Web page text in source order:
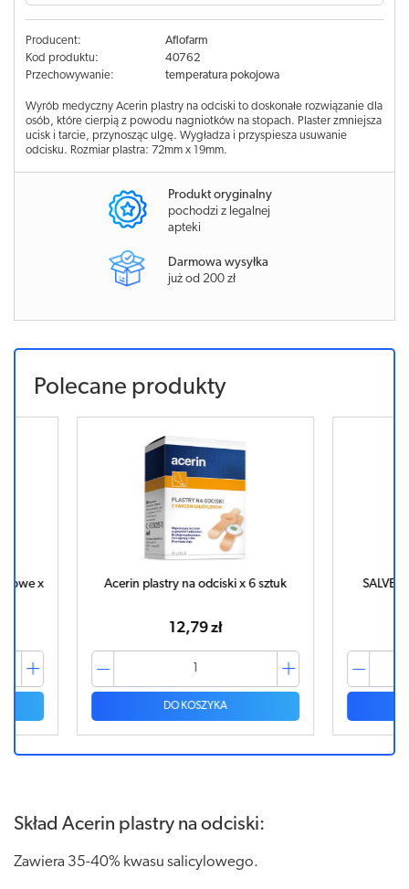
Producent:
Aflofarm
Kod produktu:
40762
Przechowywanie:
temperatura pokojowa
Wyrób medyczny Acerin plastry na odciski to doskonałe rozwiązanie dla
osób, które cierpią z powodu nagniotków na stopach. Plaster zmniejsza
ucisk i tarcie, przynosząc ulgę. Wygładza i przyspiesza usuwanie
odcisku. Rozmiar plastra: 72mm x 19mm.
Produkt oryginalny
pochodzi z legalnej
apteki
Darmowa wysyłka
już od 200 zł
Polecane produkty
x Acerin plastry na odciski x 6 sztuk
12,79 zł
DO KOSZYKA
Skład Acerin plastry na odciski:
Zawiera 35-40% kwasu salicylowego.